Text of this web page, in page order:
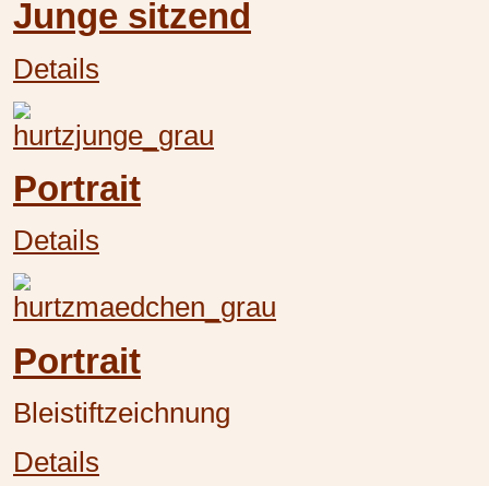
Junge sitzend
Details
Portrait
Details
Portrait
Bleistiftzeichnung
Details